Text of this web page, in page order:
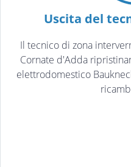
Uscita del
Il tecnico di zona
Cornate d'Adda
elettrodomestico